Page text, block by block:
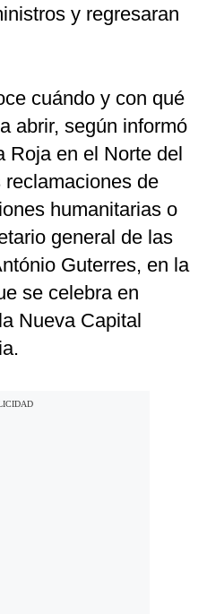
y regresaran
cuándo y con qué
abrir, según informó
Roja en el Norte del
de
humanitarias o
general de las
Guterres, en la
se celebra en
Nueva Capital